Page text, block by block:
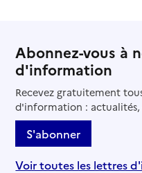
Abonnez-vous à
d'information
Recevez gratuitement
d'information : actualités,
S'abonner
Voir toutes les lettres